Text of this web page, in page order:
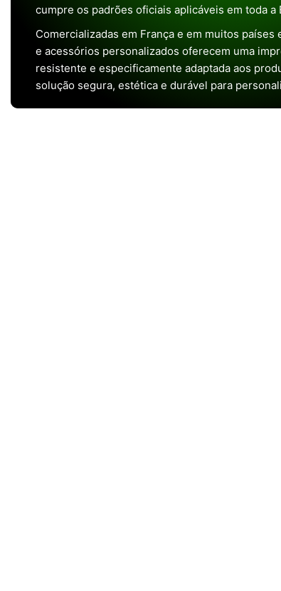
cumpre os padrões oficiais aplicáveis em toda a
Comercializadas em França e em muitos países
e acessórios personalizados oferecem uma
resistente e especificamente adaptada aos
solução segura, estética e durável para